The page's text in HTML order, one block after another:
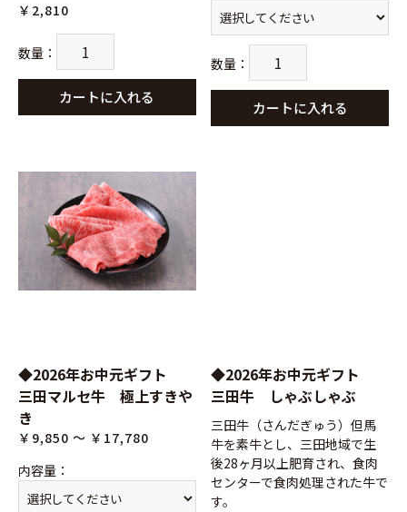
￥2,810
数量 ：
カートに入れる
数量 ：
カートに入れる
◆2026年お中元ギフト
三田マルセ牛 極上すきや
き
￥9,850 ～ ￥17,780
内容量 ：
◆2026年お中元ギフト
三田牛 しゃぶしゃぶ
三田牛（さんだぎゅう）但馬
牛を素牛とし、三田地域で生
後28ヶ月以上肥育され、食肉
センターで食肉処理された牛で
す。